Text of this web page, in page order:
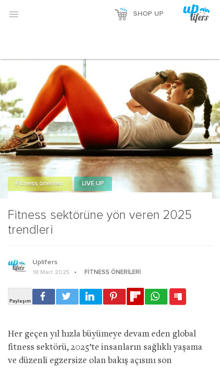
Reklamı Göster
Reklamı Gizle
 SHOP UP
Fitness sektörüne yön veren 2025
trendleri
Fitness önerileri LIVE UP
Uplifers
18 Mart 2025 FITNESS ÖNERILERI
Her geçen yıl hızla büyümeye devam eden global
fitness sektörü, 2025’te insanların sağlıklı yaşama
ve düzenli egzersize olan bakış açısını son